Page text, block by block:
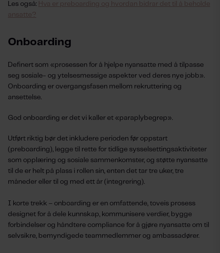
Les også: Hva er preboarding og hvordan bidrar det til å beholde
ansatte?
Onboarding
Definert som «prosessen for å hjelpe nyansatte med å tilpasse
seg sosiale- og ytelsesmessige aspekter ved deres nye jobb».
Onboarding er overgangsfasen mellom rekruttering og
ansettelse.
God onboarding er det vi kaller et «paraplybegrep».
Utført riktig bør det inkludere perioden før oppstart
(preboarding), legge til rette for tidlige sysselsettingsaktiviteter
som opplæring og sosiale sammenkomster, og støtte nyansatte
til de er helt på plass i rollen sin, enten det tar tre uker, tre
måneder eller til og med ett år (integrering).
I korte trekk – onboarding er en omfattende, toveis prosess
designet for å dele kunnskap, kommunisere verdier, bygge
forbindelser og håndtere compliance for å gjøre nyansatte om til
selvsikre, bemyndigede teammedlemmer og ambassadører.